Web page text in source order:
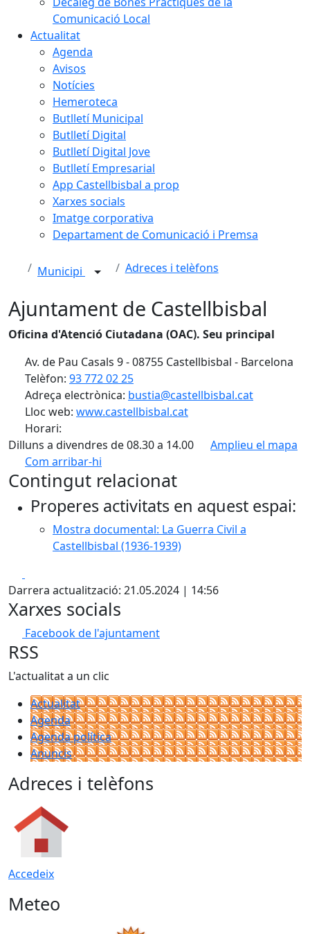
Comunicació Local
Actualitat
Agenda
Avisos
Notícies
Hemeroteca
Butlletí Municipal
Butlletí Digital
Butlletí Digital Jove
Butlletí Empresarial
App Castellbisbal a prop
Xarxes socials
Imatge corporativa
Departament de Comunicació i Premsa
Municipi Adreces i telèfons
Ajuntament de Castellbisbal
Oficina d'Atenció Ciutadana (OAC). Seu principal
Av. de Pau Casals 9 - 08755 Castellbisbal - Barcelona
Telèfon: 93 772 02 25
Adreça electrònica: bustia@castellbisbal.cat
Lloc web: www.castellbisbal.cat
Horari:
Dilluns a divendres de 08.30 a 14.00
Amplieu el mapa
Com arribar-hi
+
Contingut relacionat
Properes activitats en aquest espai:
Mostra documental: La Guerra Civil a
Castellbisbal (1936-1939)
Darrera actualització: 21.05.2024 | 14:56
Xarxes socials
Facebook de l'ajuntament
RSS
L'actualitat a un clic
Actualitat
Agenda
Agenda política
Anuncis
Adreces i telèfons
Accedeix
Meteo